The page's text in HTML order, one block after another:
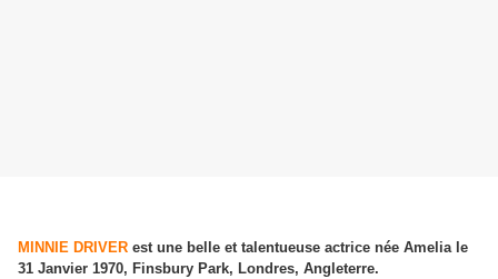
MINNIE DRIVER est une belle et talentueuse actrice née Amelia le
31 Janvier 1970, Finsbury Park, Londres, Angleterre.